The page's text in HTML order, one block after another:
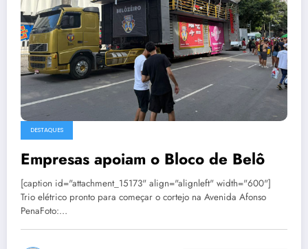
DESTAQUES
Empresas apoiam o Bloco de Belô
[caption id="attachment_15173" align="alignleft" width="600"]
Trio elétrico pronto para começar o cortejo na Avenida Afonso
PenaFoto:…